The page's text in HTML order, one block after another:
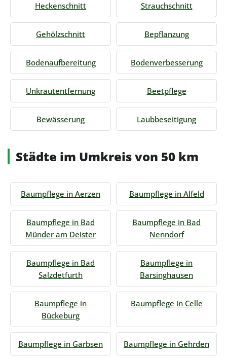
Heckenschnitt Strauchschnitt
Gehölzschnitt Bepflanzung
Bodenaufbereitung Bodenverbesserung
Unkrautentfernung Beetpflege
Bewässerung Laubbeseitigung
Städte im Umkreis von 50 km
Baumpflege in Aerzen Baumpflege in Alfeld
Baumpflege in Bad
Münder am Deister
Baumpflege in Bad
Nenndorf
Baumpflege in Bad
Salzdetfurth
Baumpflege in
Barsinghausen
Baumpflege in
Bückeburg
Baumpflege in Celle
Baumpflege in Garbsen Baumpflege in Gehrden